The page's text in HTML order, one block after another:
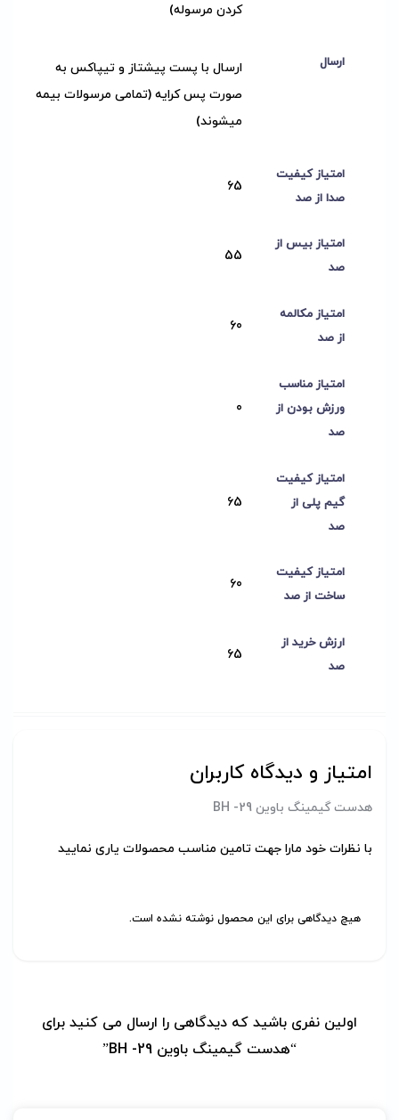
کردن مرسوله)
ارسال
ارسال با پست پیشتاز و تیپاکس به
صورت پس کرایه (تمامی مرسولات بیمه
میشوند)
امتیاز کیفیت
صدا از صد
65
امتیاز بیس از
صد
55
امتیاز مکالمه
از صد
60
امتیاز مناسب
ورزش بودن از
صد
0
امتیاز کیفیت
گیم پلی از
صد
65
امتیاز کیفیت
ساخت از صد
60
ارزش خرید از
صد
65
امتیاز و دیدگاه کاربران
هدست گیمینگ باوین BH -29
با نظرات خود مارا جهت تامین مناسب محصولات یاری نمایید
هیچ دیدگاهی برای این محصول نوشته نشده است.
اولین نفری باشید که دیدگاهی را ارسال می کنید برای
“هدست گیمینگ باوین BH -29”